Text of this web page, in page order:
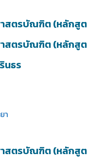
สตรบัณฑิต (หลักสู
ตรบัณฑิต (หลักสูต
นธร
า
ตรบัณฑิต (หลักสูต